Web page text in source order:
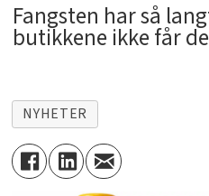
Fangsten har så
butikkene ikke får
NYHETER